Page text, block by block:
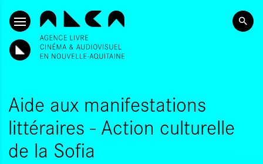
ALLER AU CONTENU PRINCIPAL
Aide aux manifestations
littéraires - Action culturelle
de la Sofia